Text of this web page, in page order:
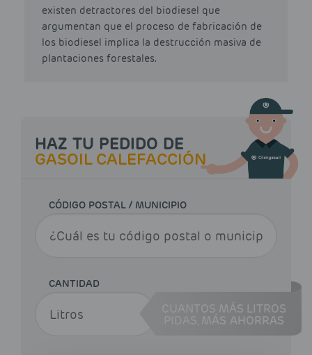
existen detractores del biodiesel que
argumentan que el proceso de fabricación de
los biodiesel implica la destrucción masiva de
plantaciones forestales.
HAZ TU PEDIDO DE
GASOIL CALEFACCIÓN
CÓDIGO POSTAL / MUNICIPIO
CANTIDAD
CUANTOS MÁS LITROS
MÁS AHORRAS